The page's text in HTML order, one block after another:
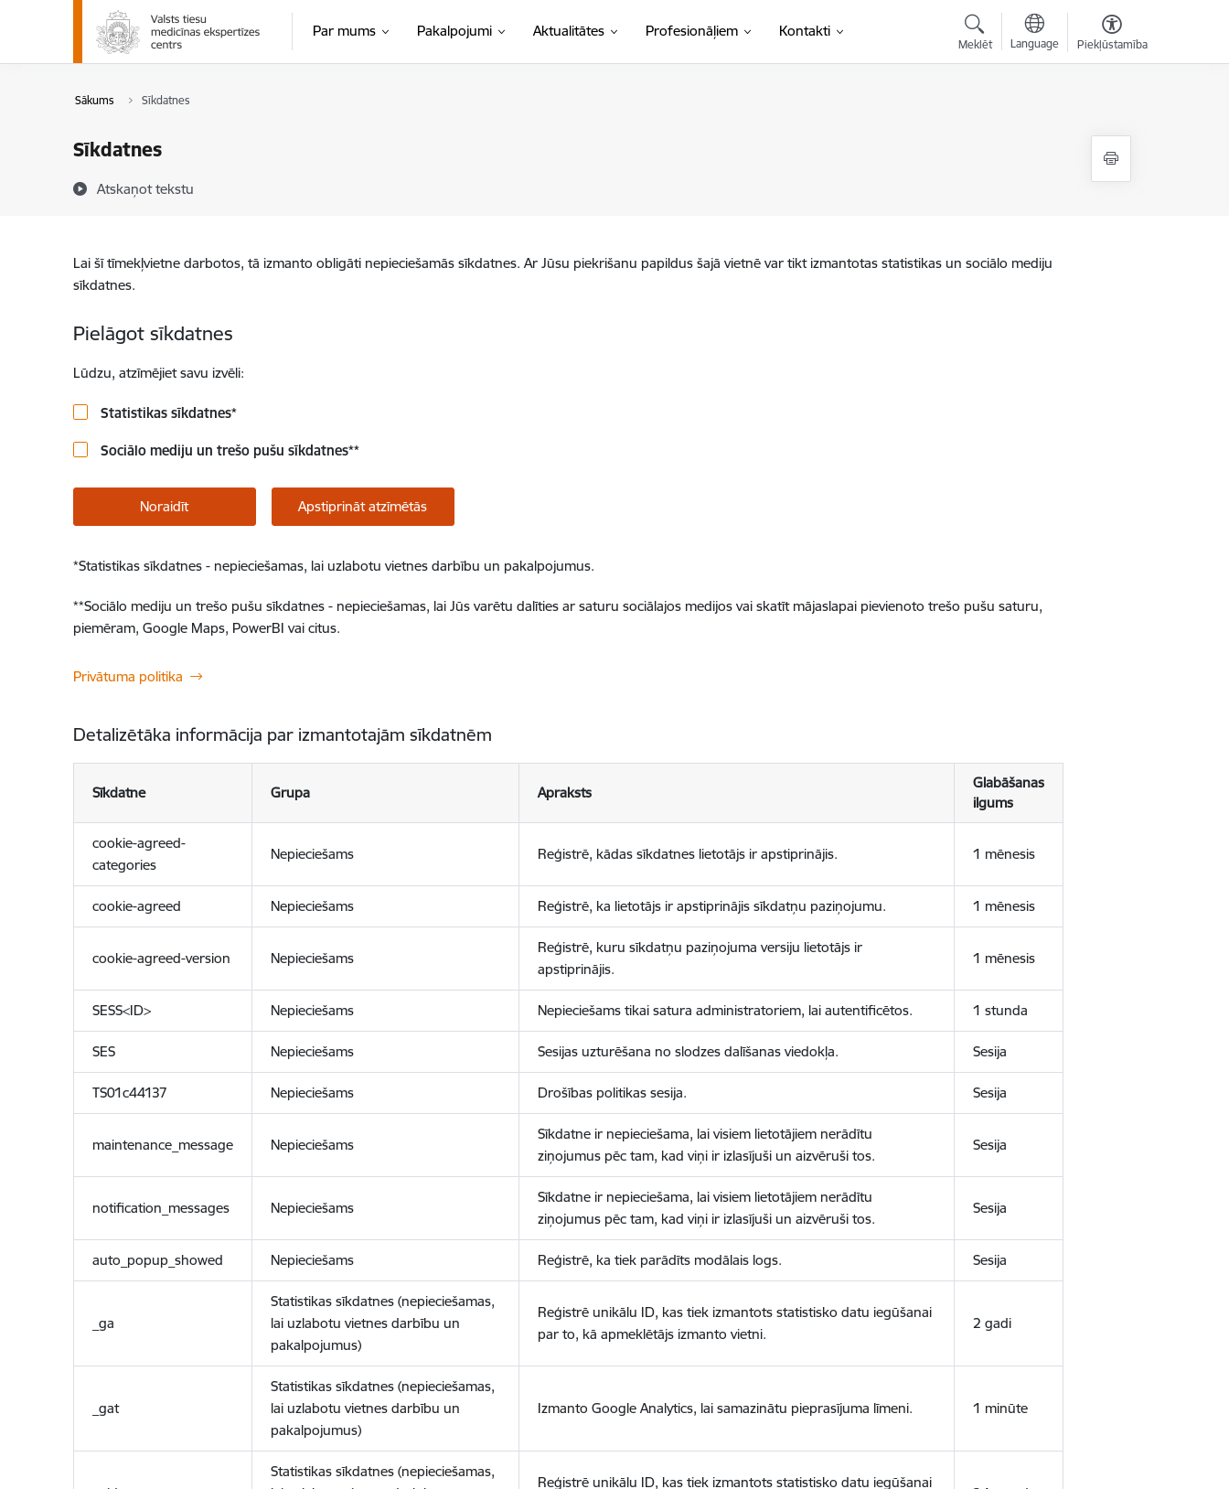
Pāriet uz lapas saturu
Par mums Pakalpojumi Aktualitātes Profesionāļiem Kontakti
Meklēt Language Piekļūstamība
Sākums Sīkdatnes
Sīkdatnes
Atskaņot tekstu
Lai šī tīmekļvietne darbotos, tā izmanto obligāti nepieciešamās sīkdatnes. Ar Jūsu piekrišanu papildus šajā vietnē var tikt izmantotas statistikas un sociālo mediju
sīkdatnes.
Pielāgot sīkdatnes
Lūdzu, atzīmējiet savu izvēli:
Statistikas sīkdatnes*
Sociālo mediju un trešo pušu sīkdatnes**
Noraidīt Apstiprināt atzīmētās
*Statistikas sīkdatnes - nepieciešamas, lai uzlabotu vietnes darbību un pakalpojumus.
**Sociālo mediju un trešo pušu sīkdatnes - nepieciešamas, lai Jūs varētu dalīties ar saturu sociālajos medijos vai skatīt mājaslapai pievienoto trešo pušu saturu,
piemēram, Google Maps, PowerBI vai citus.
Privātuma politika
Detalizētāka informācija par izmantotajām sīkdatnēm
Sīkdatne Grupa Apraksts
Glabāšanas
ilgums
cookie-agreed-
categories
Nepieciešams Reģistrē, kādas sīkdatnes lietotājs ir apstiprinājis. 1 mēnesis
cookie-agreed Nepieciešams Reģistrē, ka lietotājs ir apstiprinājis sīkdatņu paziņojumu. 1 mēnesis
cookie-agreed-version Nepieciešams
Reģistrē, kuru sīkdatņu paziņojuma versiju lietotājs ir
apstiprinājis.
1 mēnesis
SESS<ID> Nepieciešams Nepieciešams tikai satura administratoriem, lai autentificētos. 1 stunda
SES Nepieciešams Sesijas uzturēšana no slodzes dalīšanas viedokļa. Sesija
TS01c44137 Nepieciešams Drošības politikas sesija. Sesija
maintenance_message Nepieciešams
Sīkdatne ir nepieciešama, lai visiem lietotājiem nerādītu
ziņojumus pēc tam, kad viņi ir izlasījuši un aizvēruši tos.
Sesija
notification_messages Nepieciešams
Sīkdatne ir nepieciešama, lai visiem lietotājiem nerādītu
ziņojumus pēc tam, kad viņi ir izlasījuši un aizvēruši tos.
Sesija
auto_popup_showed Nepieciešams Reģistrē, ka tiek parādīts modālais logs. Sesija
_ga
Statistikas sīkdatnes (nepieciešamas,
lai uzlabotu vietnes darbību un
pakalpojumus)
Reģistrē unikālu ID, kas tiek izmantots statistisko datu iegūšanai
par to, kā apmeklētājs izmanto vietni.
2 gadi
_gat
Statistikas sīkdatnes (nepieciešamas,
lai uzlabotu vietnes darbību un
pakalpojumus)
Izmanto Google Analytics, lai samazinātu pieprasījuma līmeni. 1 minūte
Statistikas sīkdatnes (nepieciešamas,
Reģistrē unikālu ID, kas tiek izmantots statistisko datu iegūšanai